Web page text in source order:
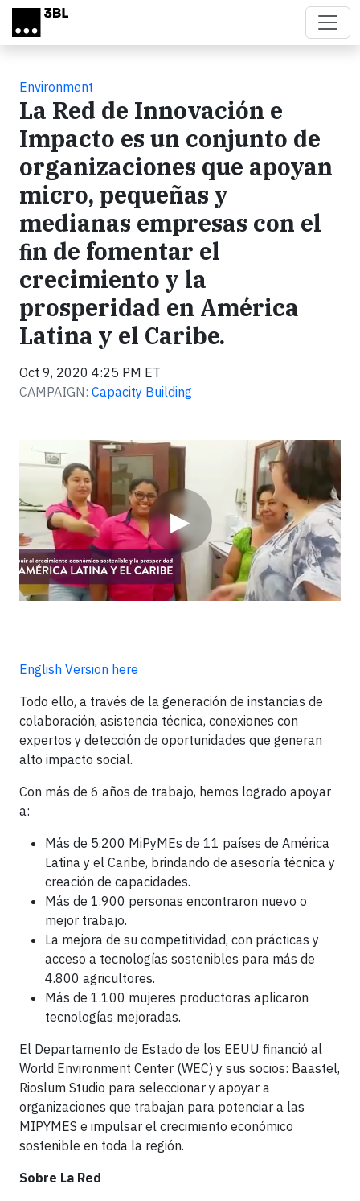
Skip to main content
Environment
La Red de Innovación e
Impacto es un conjunto de
organizaciones que apoyan
micro, pequeñas y
medianas empresas con el
ﬁn de fomentar el
crecimiento y la
prosperidad en América
Latina y el Caribe.
Oct 9, 2020 4:25 PM ET
CAMPAIGN: Capacity Building
▶
Video
English Version here
Todo ello, a través de la generación de instancias de
colaboración, asistencia técnica, conexiones con
expertos y detección de oportunidades que generan
alto impacto social.
Con más de 6 años de trabajo, hemos logrado apoyar
a:
Más de 5.200 MiPyMEs de 11 países de América
Latina y el Caribe, brindando de asesoría técnica y
creación de capacidades.
Más de 1.900 personas encontraron nuevo o
mejor trabajo.
La mejora de su competitividad, con prácticas y
acceso a tecnologías sostenibles para más de
4.800 agricultores.
Más de 1.100 mujeres productoras aplicaron
tecnologías mejoradas.
El Departamento de Estado de los EEUU financió al
World Environment Center (WEC) y sus socios: Baastel,
Rioslum Studio para seleccionar y apoyar a
organizaciones que trabajan para potenciar a las
MIPYMES e impulsar el crecimiento económico
sostenible en toda la región.
Sobre La Red